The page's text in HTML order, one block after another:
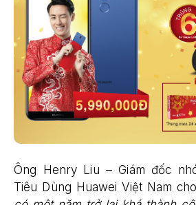
Ông Henry Liu – Giám đốc
Tiêu Dùng Huawei Việt Nam